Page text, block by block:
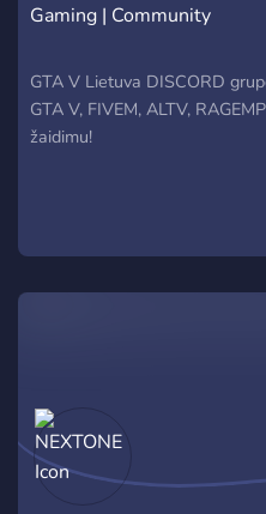
Gaming | Community
GTA V Lietuva DISCORD
GTA V, FIVEM, ALTV,
žaidimu!